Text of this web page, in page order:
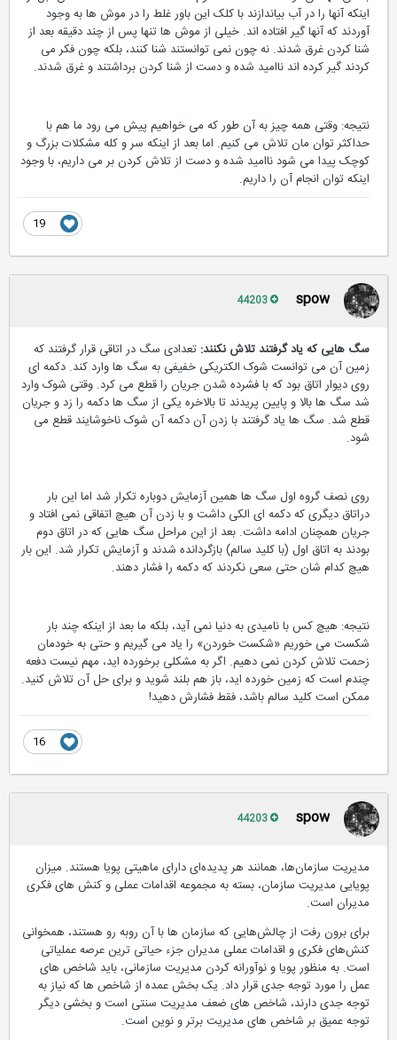
اینکه آنها را در آب بیاندازند با کلک این باور غلط را در موش ها به وجود
آوردند که آنها گیر افتاده اند. خیلی از موش ها تنها پس از چند دقیقه بعد از
شنا کردن غرق شدند. نه چون نمی توانستند شنا کنند، بلکه چون فکر می
کردند گیر کرده اند ناامید شده و دست از شنا کردن برداشتند و غرق شدند.
نتیجه: وقتی همه چیز به آن طور که می خواهیم پیش می رود ما هم با
حداکثر توان مان تلاش می کنیم. اما بعد از اینکه سر و کله مشکلات بزرگ و
کوچک پیدا می شود ناامید شده و دست از تلاش کردن بر می داریم، با وجود
اینکه توان انجام آن را داریم.
spow
سگ هایی که یاد گرفتند تلاش نکنند:تعدادی سگ در اتاقی قرار گرفتند که
زمین آن می توانست شوک الکتریکی خفیفی به سگ ها وارد کند. دکمه ای
روی دیوار اتاق بود که با فشرده شدن جریان را قطع می کرد. وقتی شوک وارد
شد سگ ها بالا و پایین پریدند تا بالاخره یکی از سگ ها دکمه را زد و جریان
قطع شد. سگ ها یاد گرفتند با زدن آن دکمه آن شوک ناخوشایند قطع می
شود.
روی نصف گروه اول سگ ها همین آزمایش دوباره تکرار شد اما این بار
دراتاق دیگری که دکمه ای الکی داشت و با زدن آن هیچ اتفاقی نمی افتاد و
جریان همچنان ادامه داشت. بعد از این مراحل سگ هایی که در اتاق دوم
بودند به اتاق اول (با کلید سالم) بازگردانده شدند و آزمایش تکرار شد. این بار
هیچ کدام شان حتی سعی نکردند که دکمه را فشار دهند.
نتیجه: هیچ کس با نامیدی به دنیا نمی آید، بلکه ما بعد از اینکه چند بار
شکست می خوریم «شکست خوردن» را یاد می گیریم و حتی به خودمان
زحمت تلاش کردن نمی دهیم. اگر به مشکلی برخورده اید، مهم نیست دفعه
چندم است که زمین خورده اید، باز هم بلند شوید و برای حل آن تلاش کنید.
ممکن است کلید سالم باشد، فقط فشارش دهید!
spow
مدیریت سازمان‌ها، همانند هر پدیده‌ای دارای ماهیتی پویا هستند. میزان
پویایی مدیریت سازمان، بسته به مجموعه اقدامات عملی و کنش های فکری
مدیران است.
برای برون رفت از چالش‌هایی که سازمان ها با آن روبه رو هستند، همخوانی
کنش‌های فکری و اقدامات عملی مدیران جزء حیاتی ترین عرصه عملیاتی
است. به منظور پویا و نوآورانه کردن مدیریت سازمانی، باید شاخص های
عمل را مورد توجه جدی قرار داد. یک بخش عمده از شاخص ها که نیاز به
توجه جدی دارند، شاخص های ضعف مدیریت سنتی است و بخشی دیگر
توجه عمیق بر شاخص های مدیریت برتر و نوین است.